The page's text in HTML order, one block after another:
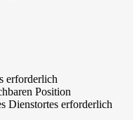
erforderlich
Position
Dienstortes erforderlich